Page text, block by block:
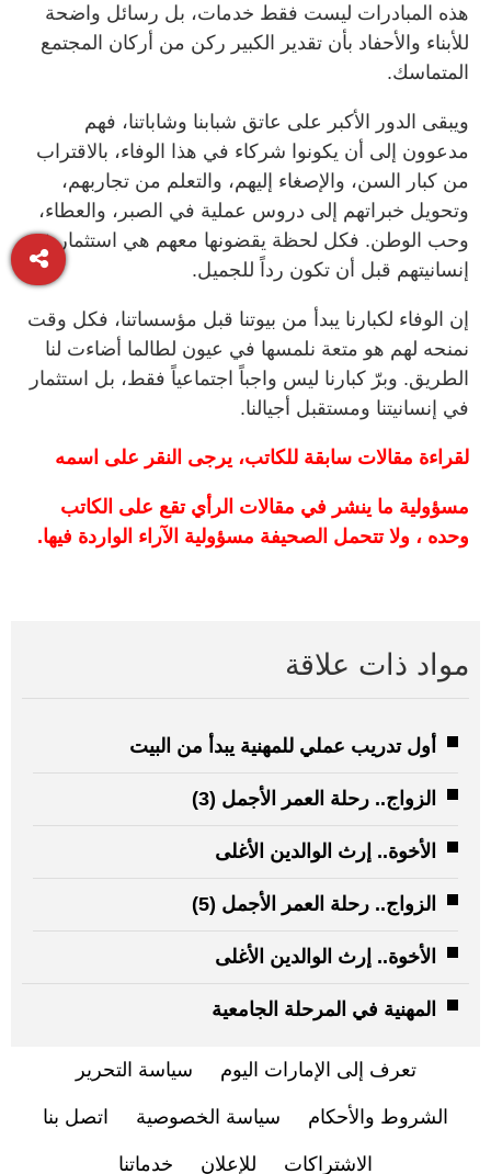
هذه المبادرات ليست فقط خدمات، بل رسائل واضحة
للأبناء والأحفاد بأن تقدير الكبير ركن من أركان المجتمع
المتماسك.
ويبقى الدور الأكبر على عاتق شبابنا وشاباتنا، فهم
مدعوون إلى أن يكونوا شركاء في هذا الوفاء، بالاقتراب
من كبار السن، والإصغاء إليهم، والتعلم من تجاربهم،
وتحويل خبراتهم إلى دروس عملية في الصبر، والعطاء،
وحب الوطن. فكل لحظة يقضونها معهم هي استثمار في
إنسانيتهم قبل أن تكون رداً للجميل.
إن الوفاء لكبارنا يبدأ من بيوتنا قبل مؤسساتنا، فكل وقت
نمنحه لهم هو متعة نلمسها في عيون لطالما أضاءت لنا
الطريق. وبرّ كبارنا ليس واجباً اجتماعياً فقط، بل استثمار
في إنسانيتنا ومستقبل أجيالنا.
لقراءة مقالات سابقة للكاتب، يرجى النقر على اسمه
مسؤولية ما ينشر في مقالات الرأي تقع على الكاتب
وحده ، ولا تتحمل الصحيفة مسؤولية الآراء الواردة فيها.
مواد ذات علاقة
أول تدريب عملي للمهنية يبدأ من البيت
الزواج.. رحلة العمر الأجمل (3)
الأخوة.. إرث الوالدين الأغلى
الزواج.. رحلة العمر الأجمل (5)
الأخوة.. إرث الوالدين الأغلى
المهنية في المرحلة الجامعية
تعرف إلى الإمارات اليوم سياسة التحرير
الشروط والأحكام سياسة الخصوصية اتصل بنا
الاشتراكات للإعلان خدماتنا